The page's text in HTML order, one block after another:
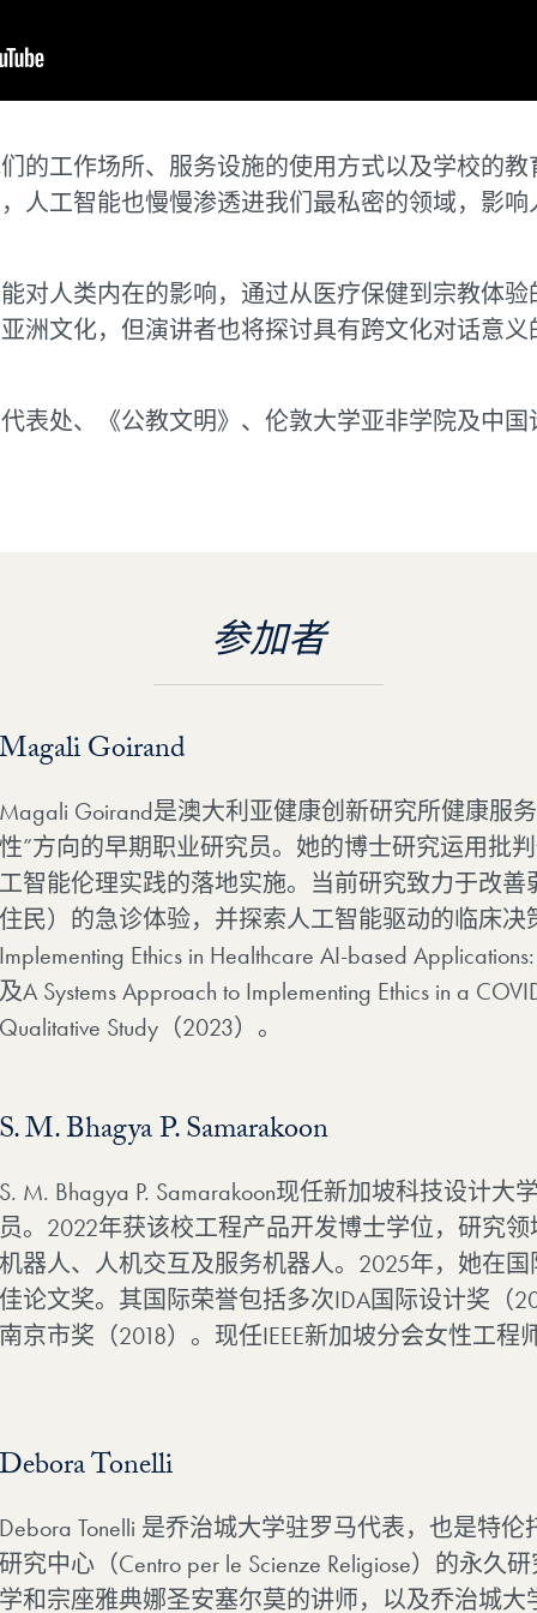
的工作场所、服务设施的使用方式以及学校的
人工智能也慢慢渗透进我们最私密的领域，影
对人类内在的影响，通过从医疗保健到宗教体
洲文化，但演讲者也将探讨具有跨文化对话意
表处、《公教文明》、伦敦大学亚非学院及中
参加者
Goirand
Goirand是澳大利亚健康创新研究所健康服
”方向的早期职业研究员。她的博士研究运用批
智能伦理实践的落地实施。当前研究致力于改
民）的急诊体验，并探索人工智能驱动的临床
Ethics in Healthcare AI-based
A Systems Approach to Implementing Ethics in a
Study（2023）。
M. Bhagya P. Samarakoon
M. Bhagya P. Samarakoon现任新加坡科技设计
。2022年获该校工程产品开发博士学位，研究
器人、人机交互及服务机器人。2025年，她在
论文奖。其国际荣誉包括多次IDA国际设计奖（
京市奖（2018）。现任IEEE新加坡分会女性工程
Tonelli
Tonelli 是乔治城大学驻罗马代表，也是特
究中心（Centro per le Scienze Religiose）的永久
和宗座雅典娜圣安塞尔莫的讲师，以及乔治城